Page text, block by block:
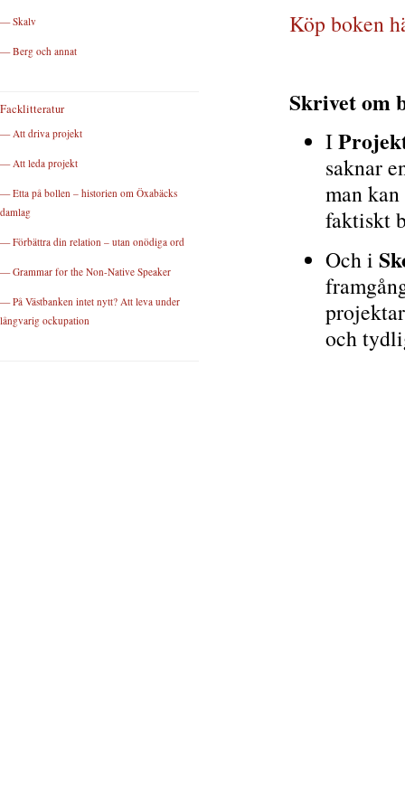
Köp boken
Skrivet om
I
saknar
man
faktiskt
Och i
och
— Skalv
— Berg och annat
Facklitteratur
— Att driva projekt
— Att leda projekt
— Etta på bollen – historien om Öxabäcks
damlag
— Förbättra din relation – utan onödiga ord
— Grammar for the Non-Native Speaker
— På Västbanken intet nytt? Att leva under
långvarig ockupation